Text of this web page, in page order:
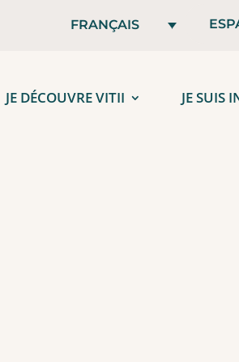
FRANÇAIS
JE DÉCOUVRE VITII JE SUIS